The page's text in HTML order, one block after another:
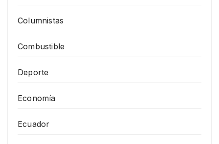
Columnistas
Combustible
Deporte
Economía
Ecuador